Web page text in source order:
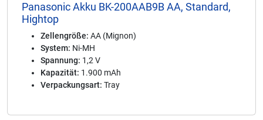
Panasonic Akku BK-200AAB9B AA, Standard,
Hightop
Zellengröße: AA (Mignon)
System: Ni-MH
Spannung: 1,2 V
Kapazität: 1.900 mAh
Verpackungsart: Tray